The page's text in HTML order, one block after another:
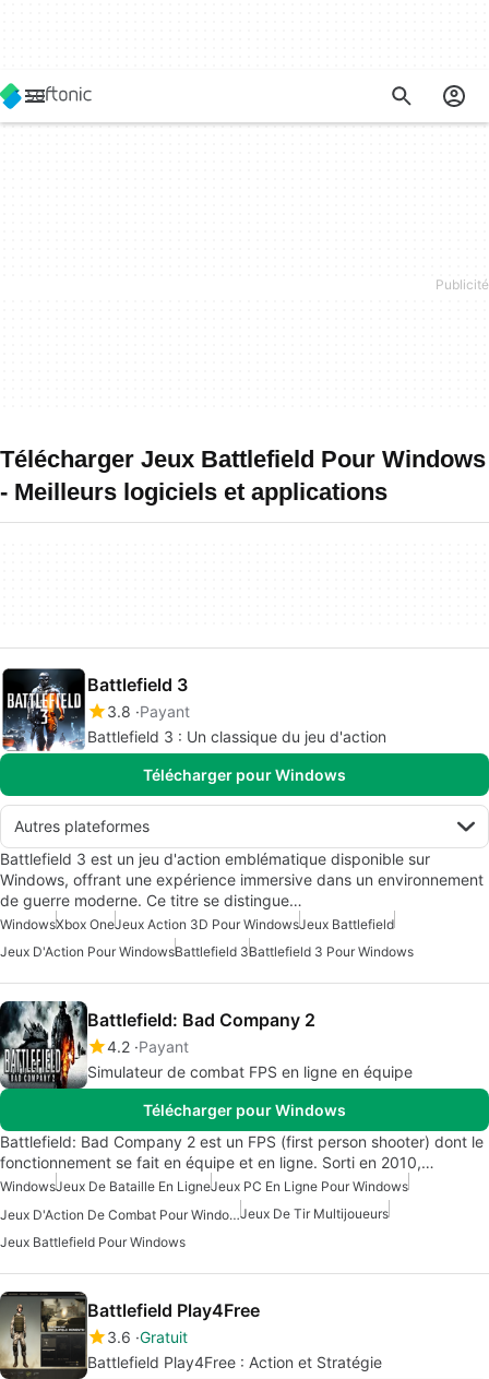
Télécharger Jeux Battlefield Pour Windows
- Meilleurs logiciels et applications
Battlefield 3
3.8 Payant
Battlefield 3 : Un classique du jeu d'action
Télécharger pour Windows
Autres plateformes
Battlefield 3 est un jeu d'action emblématique disponible sur
Windows, offrant une expérience immersive dans un environnement
de guerre moderne. Ce titre se distingue…
WindowsXbox OneJeux Action 3D Pour WindowsJeux Battlefield
Jeux D'Action Pour WindowsBattlefield 3Battlefield 3 Pour Windows
Battlefield: Bad Company 2
4.2 Payant
Simulateur de combat FPS en ligne en équipe
Télécharger pour Windows
Battlefield: Bad Company 2 est un FPS (first person shooter) dont le
fonctionnement se fait en équipe et en ligne. Sorti en 2010,…
WindowsJeux De Bataille En LigneJeux PC En Ligne Pour Windows
Jeux D'Action De Combat Pour WindowsJeux De Tir Multijoueurs
Jeux Battlefield Pour Windows
Battlefield Play4Free
3.6 Gratuit
Battlefield Play4Free : Action et Stratégie